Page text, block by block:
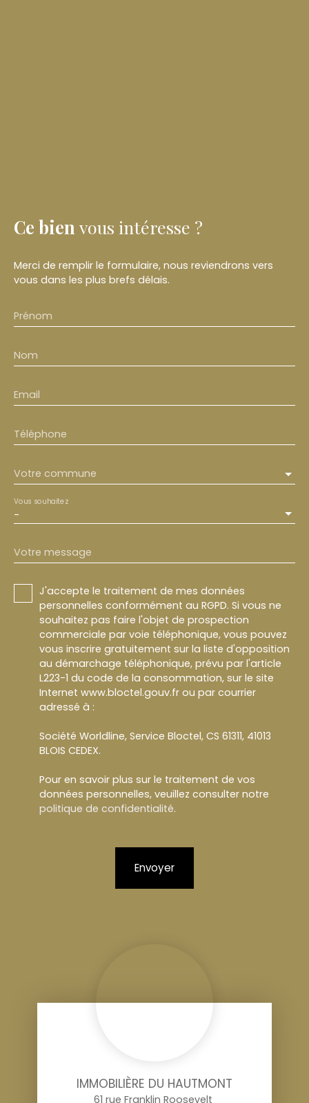
Ce bien vous intéresse ?
Merci de remplir le formulaire, nous reviendrons vers
vous dans les plus brefs délais.
Prénom
Nom
Email
Téléphone
Votre commune
-
Vous souhaitez
Votre message
J'accepte le traitement de mes données
personnelles conformément au RGPD. Si vous ne
souhaitez pas faire l'objet de prospection
commerciale par voie téléphonique, vous pouvez
vous inscrire gratuitement sur la liste d'opposition
au démarchage téléphonique, prévu par l'article
L223-1 du code de la consommation, sur le site
Internet www.bloctel.gouv.fr ou par courrier
adressé à :
Société Worldline, Service Bloctel, CS 61311, 41013
BLOIS CEDEX.
Pour en savoir plus sur le traitement de vos
données personnelles, veuillez consulter notre
politique de confidentialité.
Envoyer
IMMOBILIÈRE DU HAUTMONT
61 rue Franklin Roosevelt